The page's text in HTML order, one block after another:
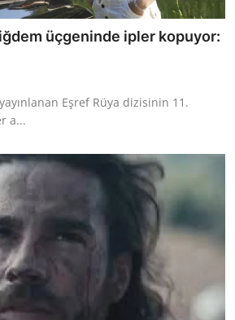
üçgeninde ipler kopuyor:
Eşref Rüya dizisinin 11.
a...